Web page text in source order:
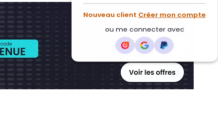
Créer mon compte
ou me connecter avec